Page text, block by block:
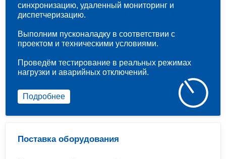
Поставка оборудования
синхронизацию, удаленный мониторинг и
диспетчеризацию.
Выполним пусконаладку в соответствии с
проектом и техническими условиями.
Проведём тестирование в реальных режимах
нагрузки и аварийных отключений.
Подробнее